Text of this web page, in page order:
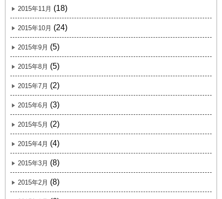
2015年11月 (18)
2015年10月 (24)
2015年9月 (5)
2015年8月 (5)
2015年7月 (2)
2015年6月 (3)
2015年5月 (2)
2015年4月 (4)
2015年3月 (8)
2015年2月 (8)